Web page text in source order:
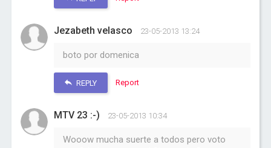
Jezabeth velasco 23-05-2013 13:24
boto por domenica
REPLY Report
MTV 23 :-) 23-05-2013 10:34
Wooow mucha suerte a todos pero voto